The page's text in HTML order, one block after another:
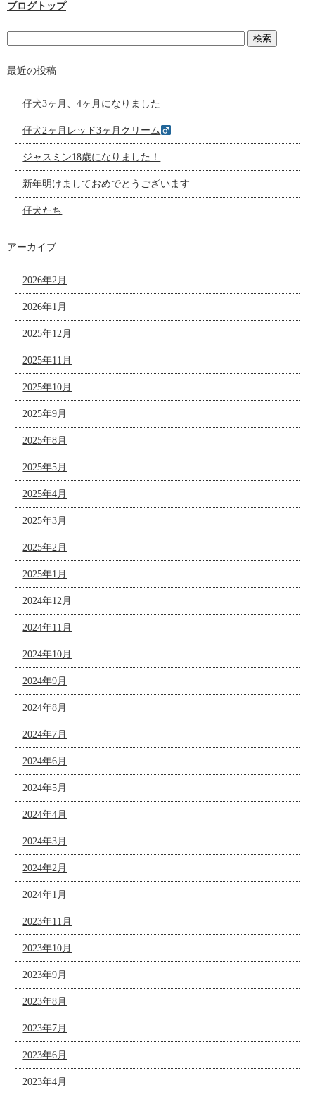
ブログトップ
最近の投稿
仔犬3ヶ月、4ヶ月になりました
仔犬2ヶ月レッド3ヶ月クリーム
ジャスミン18歳になりました！
新年明けましておめでとうございます
仔犬たち
アーカイブ
2026年2月
2026年1月
2025年12月
2025年11月
2025年10月
2025年9月
2025年8月
2025年5月
2025年4月
2025年3月
2025年2月
2025年1月
2024年12月
2024年11月
2024年10月
2024年9月
2024年8月
2024年7月
2024年6月
2024年5月
2024年4月
2024年3月
2024年2月
2024年1月
2023年11月
2023年10月
2023年9月
2023年8月
2023年7月
2023年6月
2023年4月